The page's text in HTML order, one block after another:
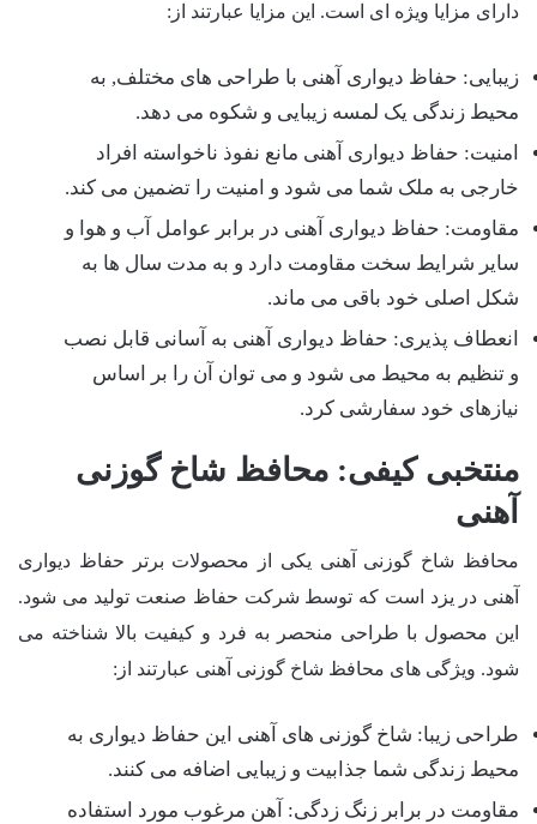
دارای مزایا ویژه ای است. این مزایا عبارتند از:
زیبایی: حفاظ دیواری آهنی با طراحی های مختلف, به
محیط زندگی یک لمسه زیبایی و شکوه می دهد.
امنیت: حفاظ دیواری آهنی مانع نفوذ ناخواسته افراد
خارجی به ملک شما می شود و امنیت را تضمین می کند.
مقاومت: حفاظ دیواری آهنی در برابر عوامل آب و هوا و
سایر شرایط سخت مقاومت دارد و به مدت سال ها به
شکل اصلی خود باقی می ماند.
انعطاف پذیری: حفاظ دیواری آهنی به آسانی قابل نصب
و تنظیم به محیط می شود و می توان آن را بر اساس
نیازهای خود سفارشی کرد.
منتخبی کیفی: محافظ شاخ گوزنی
آهنی
محافظ شاخ گوزنی آهنی یکی از محصولات برتر حفاظ دیواری
آهنی در یزد است که توسط شرکت حفاظ صنعت تولید می شود.
این محصول با طراحی منحصر به فرد و کیفیت بالا شناخته می
شود. ویژگی های محافظ شاخ گوزنی آهنی عبارتند از:
طراحی زیبا: شاخ گوزنی های آهنی این حفاظ دیواری به
محیط زندگی شما جذابیت و زیبایی اضافه می کنند.
مقاومت در برابر زنگ زدگی: آهن مرغوب مورد استفاده